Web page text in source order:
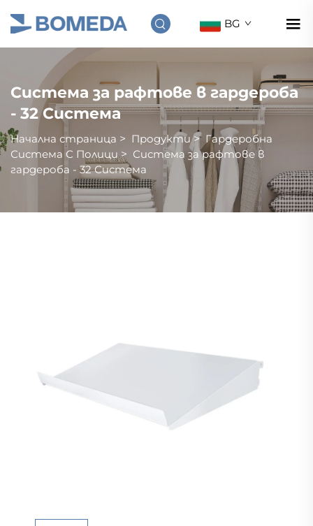
BG
Система за рафтове в гардероба
- 32 Система
Начална страница > Продукти> Гардеробна
Система С Полици> Система за рафтове в
гардероба - 32 Система